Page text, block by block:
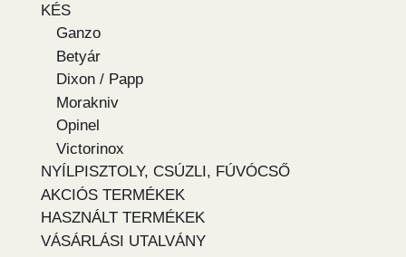
KÉS
Ganzo
Betyár
Dixon / Papp
Morakniv
Opinel
Victorinox
NYÍLPISZTOLY, CSÚZLI, FÚVÓCSŐ
AKCIÓS TERMÉKEK
HASZNÁLT TERMÉKEK
VÁSÁRLÁSI UTALVÁNY